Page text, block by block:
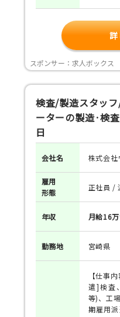
スポンサー：求人ボックス
検査/製造スタッ
ーターの製造·検
日
会社名 株式会社
雇用
形態
正社員 /
年収 月給16
勤務地 宮崎県
【仕事
遣]検査
等)、工
期雇用